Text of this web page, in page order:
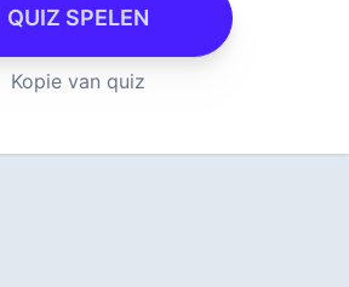
QUIZ SPELEN
Kopie van quiz